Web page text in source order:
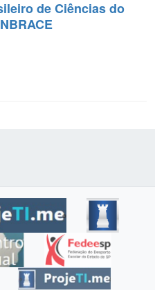
de Ciências do